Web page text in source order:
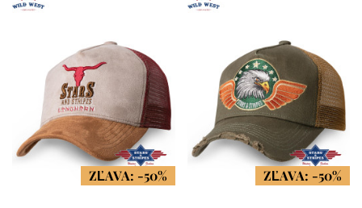
ZĽAVA: -50% ZĽAVA: -50%